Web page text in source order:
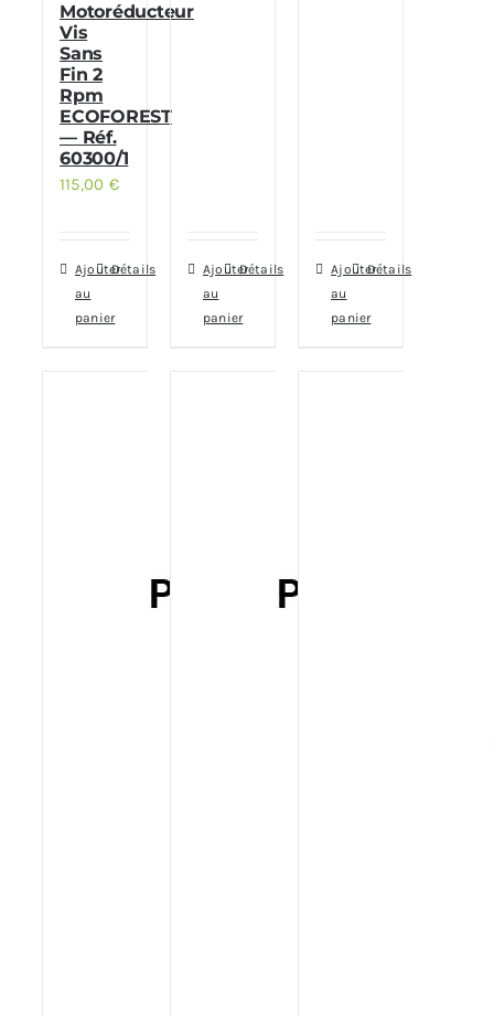
Motoréducteur
Vis
Sans
Fin 2
Rpm
ECOFOREST
— Réf.
60300/1
115,00 €
Ajouter
au
panier
Détails
Ajouter
au
panier
Détails
Ajouter
au
panier
Détails